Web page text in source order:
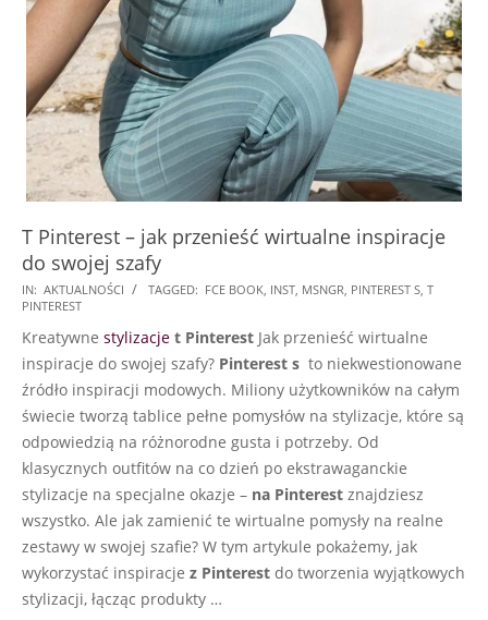
T Pinterest – jak przenieść wirtualne inspiracje
do swojej szafy
2024-
12-
27
IN: AKTUALNOŚCI TAGGED: FCE BOOK INST MSNGR PINTEREST S T
PINTEREST
Kreatywne stylizacje t Pinterest Jak przenieść wirtualne
inspiracje do swojej szafy? Pinterest s to niekwestionowane
źródło inspiracji modowych. Miliony użytkowników na całym
świecie tworzą tablice pełne pomysłów na stylizacje, które są
odpowiedzią na różnorodne gusta i potrzeby. Od
klasycznych outfitów na co dzień po ekstrawaganckie
stylizacje na specjalne okazje – na Pinterest znajdziesz
wszystko. Ale jak zamienić te wirtualne pomysły na realne
zestawy w swojej szafie? W tym artykule pokażemy, jak
wykorzystać inspiracje z Pinterest do tworzenia wyjątkowych
stylizacji, łącząc produkty …